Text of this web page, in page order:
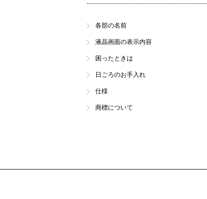
各部の名前
液晶画面の表示内容
困ったときは
日ごろのお手入れ
仕様
商標について